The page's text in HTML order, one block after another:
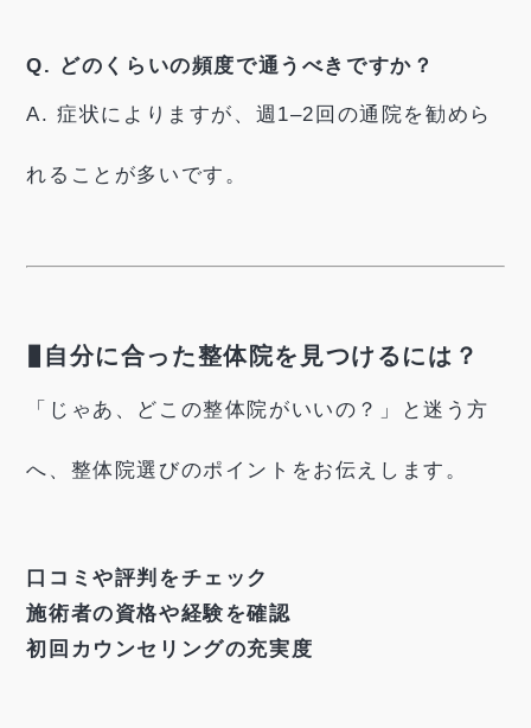
Q. どのくらいの頻度で通うべきですか？
A. 症状によりますが、週1–2回の通院を勧めら
れることが多いです。
▮ 自分に合った整体院を見つけるには？
「じゃあ、どこの整体院がいいの？」と迷う方
へ、整体院選びのポイントをお伝えします。
口コミや評判をチェック
施術者の資格や経験を確認
初回カウンセリングの充実度